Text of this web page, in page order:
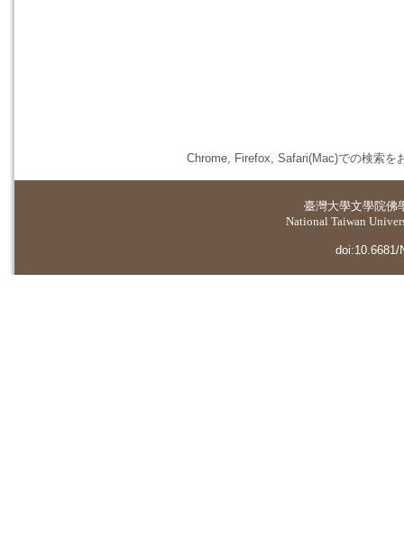
Chrome, Firefox, Safari(Mac)での検索を
臺灣大學文學院佛
National Taiwan
doi:10.6681/